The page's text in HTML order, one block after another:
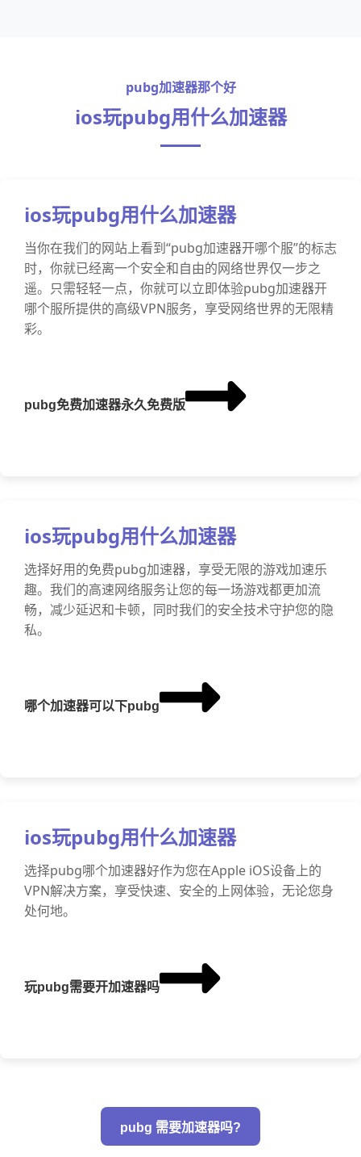
pubg加速器那个好
ios玩pubg用什么加速器
ios玩pubg用什么加速器
当你在我们的网站上看到“pubg加速器开哪个服”的标志
时，你就已经离一个安全和自由的网络世界仅一步之
遥。只需轻轻一点，你就可以立即体验pubg加速器开
哪个服所提供的高级VPN服务，享受网络世界的无限精
彩。
pubg免费加速器永久免费版
ios玩pubg用什么加速器
选择好用的免费pubg加速器，享受无限的游戏加速乐
趣。我们的高速网络服务让您的每一场游戏都更加流
畅，减少延迟和卡顿，同时我们的安全技术守护您的隐
私。
哪个加速器可以下pubg
ios玩pubg用什么加速器
选择pubg哪个加速器好作为您在Apple iOS设备上的
VPN解决方案，享受快速、安全的上网体验，无论您身
处何地。
玩pubg需要开加速器吗
pubg 需要加速器吗?